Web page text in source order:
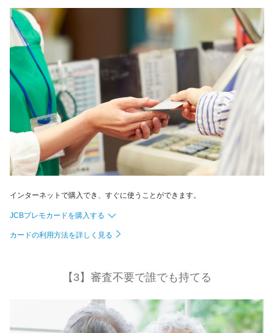
インターネットで購入でき、すぐに使うことができます。
JCBプレモカードを購入する
カードの利用方法を詳しく見る
【3】審査不要で誰でも持てる